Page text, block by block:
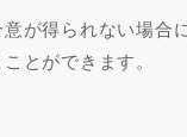
が得られない場合
とができます。